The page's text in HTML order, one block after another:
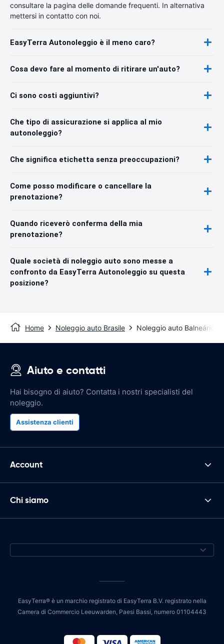
consultare la pagina delle domande frequenti. In alternativa
mettersi in contatto con noi.
EasyTerra Autonoleggio è il meno caro?
Cosa devo fare al momento di ritirare un'auto?
Ci sono costi aggiuntivi?
Che tipo di assicurazione si applica al mio
autonoleggio?
Che significa etichetta senza preoccupazioni?
Come posso modificare o cancellare la
prenotazione?
Quando riceverò conferma della mia
prenotazione?
Quale società di noleggio auto sono messe a
confronto da EasyTerra Autonoleggio su questa
posizione?
Home Noleggio auto Brasile Noleggio auto Balneário
Aiuto e contatti
Hai bisogno di aiuto? Contatta i nostri specialisti del
noleggio.
Assistenza clienti
Account
Chi siamo
EasyTerra® è un marchio registrato di EasyTerra B.V. registrato nella
Camera di Commercio Leeuwarden, Paesi Bassi, numero 01104443